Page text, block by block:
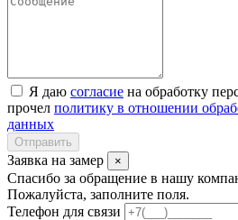
Я даю согласие на обработку
прочел политику в отношении
данных
Отправить
Заявка на замер ×
Спасибо за обращение в нашу
Пожалуйста, заполните поля.
Телефон для связи